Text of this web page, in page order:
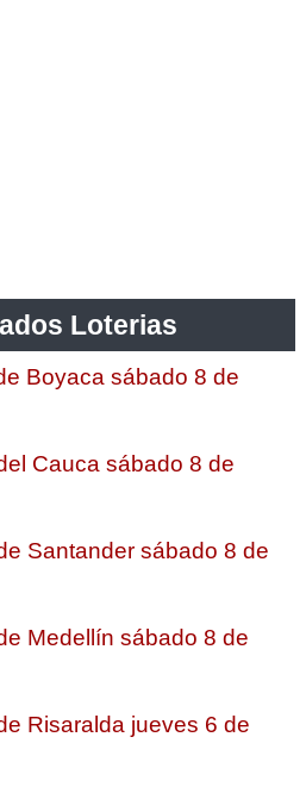
Loterias
Boyaca sábado 8 de
Cauca sábado 8 de
Santander sábado 8 de
Medellín sábado 8 de
Risaralda jueves 6 de